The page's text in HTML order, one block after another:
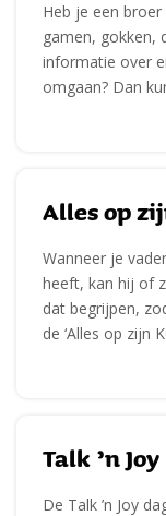
Heb je een
gamen, gokken,
informatie over
omgaan? Dan
Alles op
Wanneer je
heeft, kan hij of
dat begrijpen,
de ‘Alles op zijn
Talk ’n Joy
De Talk ’n Joy